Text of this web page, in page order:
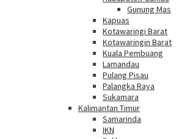
Gunung Mas
Kapuas
Kotawaringi Barat
Kotawaringin Barat
Kuala Pembuang
Lamandau
Pulang Pisau
Palangka Raya
Sukamara
Kalimantan Timur
Samarinda
IKN